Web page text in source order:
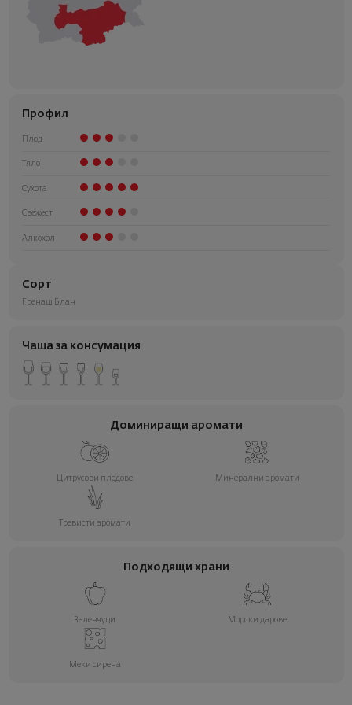
Профил
Плод
Тяло
Сухота
Свежест
Алкохол
Сорт
Гренаш Блан
Чаша за консумация
Доминиращи аромати
Цитрусови плодове Минерални аромати
Тревисти аромати
Подходящи храни
Зеленчуци Морски дарове
Меки сирена